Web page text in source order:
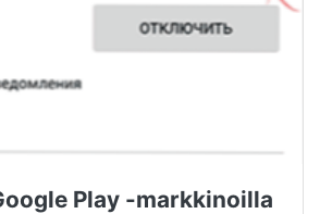
Play -markkinoilla